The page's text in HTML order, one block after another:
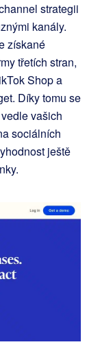
strategii
kanály.
získané
třetích stran,
Shop a
Díky tomu se
vašich
sociálních
ještě